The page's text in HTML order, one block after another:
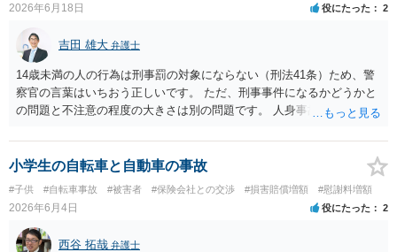
2026年6月18日 役にたった 2
吉田 雄大 弁護士
14歳未満の人の行為は刑事罰の対象にならない（刑法41条）ため、警
察官の言葉はいちおう正しいです。 ただ、刑事事件になるかどうかと
の問題と不注意の程度の大きさは別の問題です。 人身事故の届出を行
はありません。
小学生の自転車と自動車の事故
#子供 #自転車事故 #被害者 #保険会社との交渉 #損害賠償増額 #慰謝料増額
2026年6月4日 役にたった 2
西谷 拓哉 弁護士